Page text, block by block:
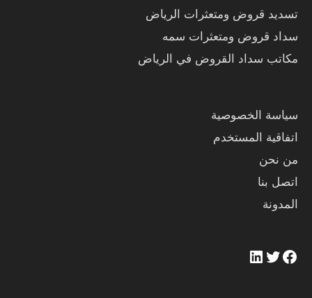
تسديد قروض ومتعثرات الرياض
سداد قروض ومتعثرات سمه
مكاتب سداد القروض في الرياض
سياسة الخصوصية
اتفاقية المستخدم
من نحن
اتصل بنا
المدونة